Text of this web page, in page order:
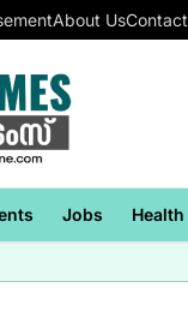
About UsContact
Jobs Health